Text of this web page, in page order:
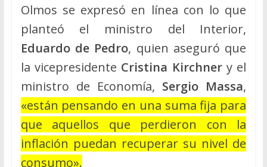
Olmos se expresó en línea con lo que
planteó el ministro del Interior,
Eduardo de Pedro, quien aseguró que
la vicepresidente Cristina Kirchnery el
ministro de Economía, Sergio Massa,
«están pensando en una suma fija para
que aquellos que perdieron con la
inflación puedan recuperar su nivel de
consumo».